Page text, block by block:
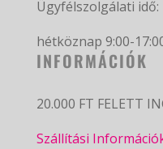
Ügyfélszolgálati idő:
hétköznap 9:00-
INFORMÁCIÓK
20.000 FT FELETT
Szállítási